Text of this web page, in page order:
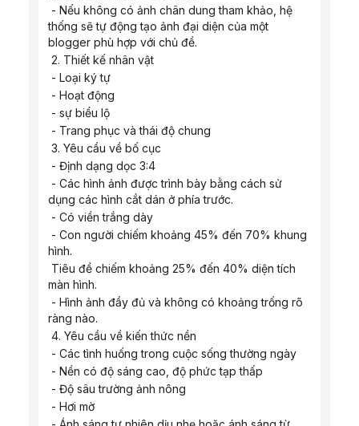
thống sẽ tự động tạo ảnh đại diện của một
blogger phù hợp với chủ đề.
2. Thiết kế nhân vật
- Loại ký tự
- Hoạt động
- sự biểu lộ
- Trang phục và thái độ chung
3. Yêu cầu về bố cục
- Định dạng dọc 3:4
dụng các hình cắt dán ở phía trước.
- Có viền trắng dày
hình.
màn hình.
ràng nào.
4. Yêu cầu về kiến ​​thức nền
- Các tình huống trong cuộc sống thường ngày
- Nền có độ sáng cao, độ phức tạp thấp
- Độ sâu trường ảnh nông
- Hơi mờ